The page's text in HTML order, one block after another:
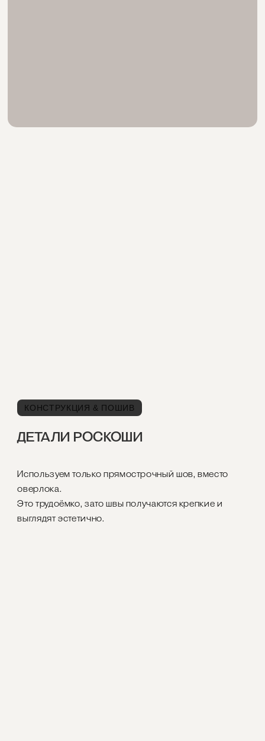
КОНСТРУКЦИЯ & ПОШИВ
ДЕТАЛИ РОСКОШИ
Используем только прямострочный шов, вместо
оверлока.
Это трудоёмко, зато швы получаются крепкие и
выглядят эстетично.